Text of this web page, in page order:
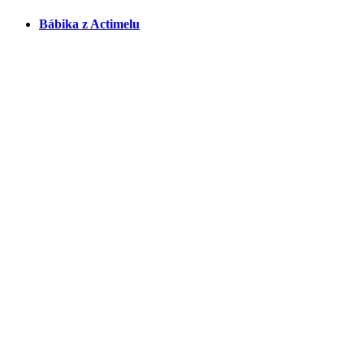
Bábika z Actimelu